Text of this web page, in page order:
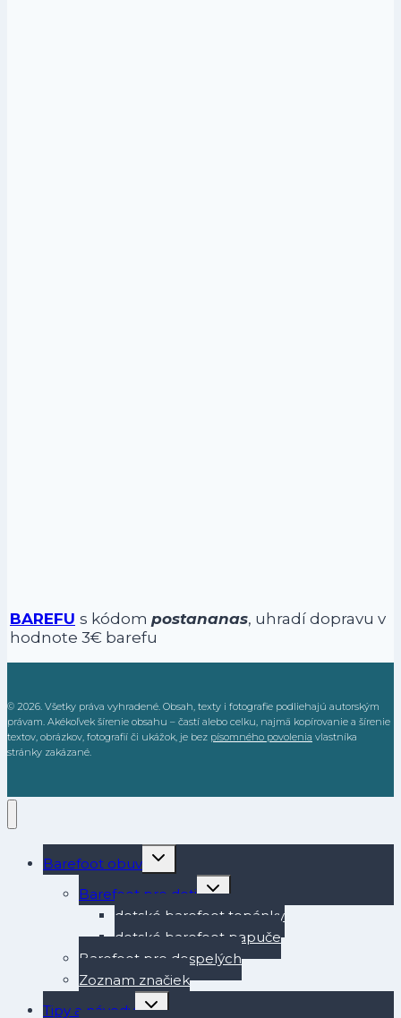
BAREFU s kódom postananas, uhradí dopravu v
hodnote 3€ barefu
© 2026. Všetky práva vyhradené. Obsah, texty i fotografie podliehajú autorským
právam. Akékoľvek šírenie obsahu – častí alebo celku, najmä kopírovanie a šírenie
textov, obrázkov, fotografií či ukážok, je bez písomného povolenia vlastníka
stránky zakázané.
Barefoot obuv
Toggle
Barefoot pre deti
Toggle
child
menu
detské barefoot topánky
detské barefoot papuče
Barefoot pre dospelých
Zoznam značiek
Tipy a návody
Toggle
child